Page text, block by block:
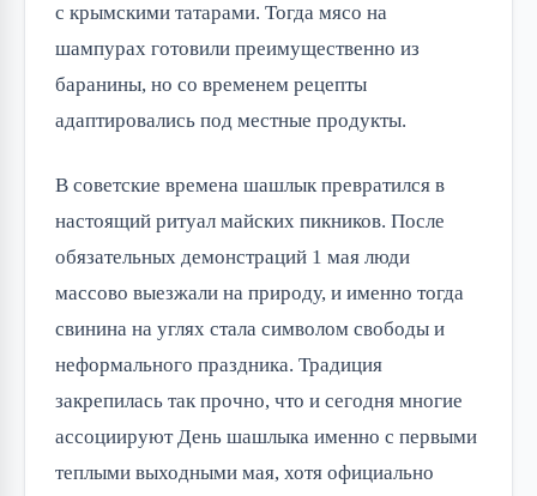
с крымскими татарами. Тогда мясо на
шампурах готовили преимущественно из
баранины, но со временем рецепты
адаптировались под местные продукты.
В советские времена шашлык превратился в
настоящий ритуал майских пикников. После
обязательных демонстраций 1 мая люди
массово выезжали на природу, и именно тогда
свинина на углях стала символом свободы и
неформального праздника. Традиция
закрепилась так прочно, что и сегодня многие
ассоциируют День шашлыка именно с первыми
теплыми выходными мая, хотя официально